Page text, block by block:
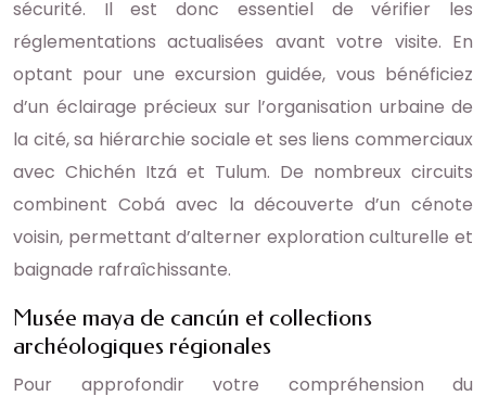
sécurité. Il est donc essentiel de vérifier les
réglementations actualisées avant votre visite. En
optant pour une excursion guidée, vous bénéficiez
d’un éclairage précieux sur l’organisation urbaine de
la cité, sa hiérarchie sociale et ses liens commerciaux
avec Chichén Itzá et Tulum. De nombreux circuits
combinent Cobá avec la découverte d’un cénote
voisin, permettant d’alterner exploration culturelle et
baignade rafraîchissante.
Musée maya de cancún et collections
archéologiques régionales
Pour approfondir votre compréhension du